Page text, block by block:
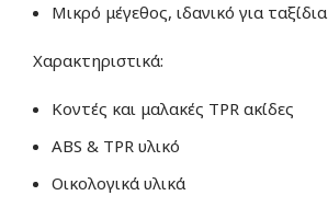
Μικρό μέγεθος, ιδανικό για ταξίδια
Χαρακτηριστικά:
Κοντές και μαλακές TPR ακίδες
ABS & TPR υλικό
Οικολογικά υλικά